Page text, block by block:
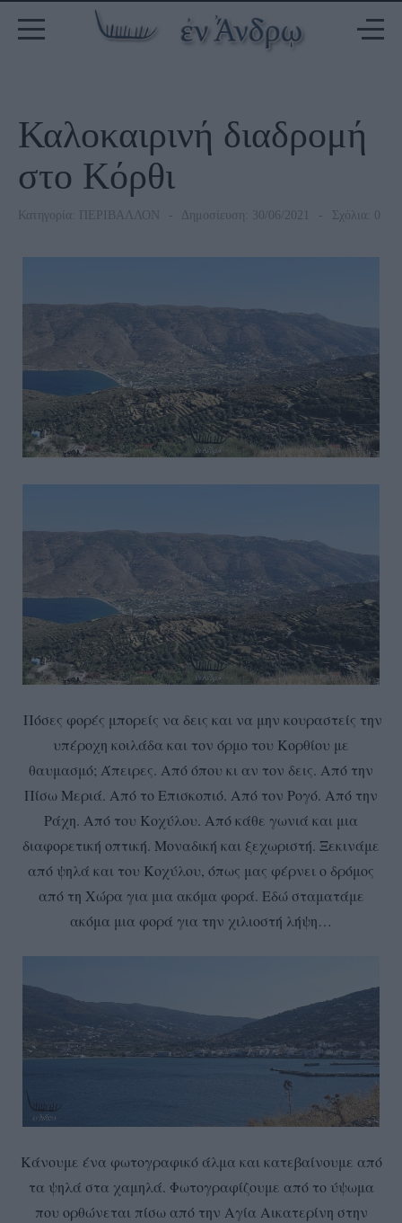
Καλοκαιρινή διαδρομή
στο Κόρθι
Κατηγορία: ΠΕΡΙΒΑΛΛΟΝ Δημοσίευση: 30/06/2021 Σχόλια: 0
Πόσες φορές μπορείς να δεις και να μην κουραστείς την
υπέροχη κοιλάδα και τον όρμο του Κορθίου με
θαυμασμό; Άπειρες. Από όπου κι αν τον δεις. Από την
Πίσω Μεριά. Από το Επισκοπιό. Από τον Ρογό. Από την
Ράχη. Από του Κοχύλου. Από κάθε γωνιά και μια
διαφορετική οπτική. Μοναδική και ξεχωριστή. Ξεκινάμε
από ψηλά και του Κοχύλου, όπως μας φέρνει ο δρόμος
από τη Χώρα για μια ακόμα φορά. Εδώ σταματάμε
ακόμα μια φορά για την χιλιοστή λήψη…
Κάνουμε ένα φωτογραφικό άλμα και κατεβαίνουμε από
τα ψηλά στα χαμηλά. Φωτογραφίζουμε από το ύψωμα
που ορθώνεται πίσω από την Αγία Αικατερίνη στην